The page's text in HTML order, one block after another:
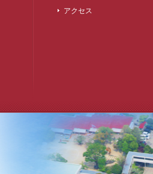
アクセス